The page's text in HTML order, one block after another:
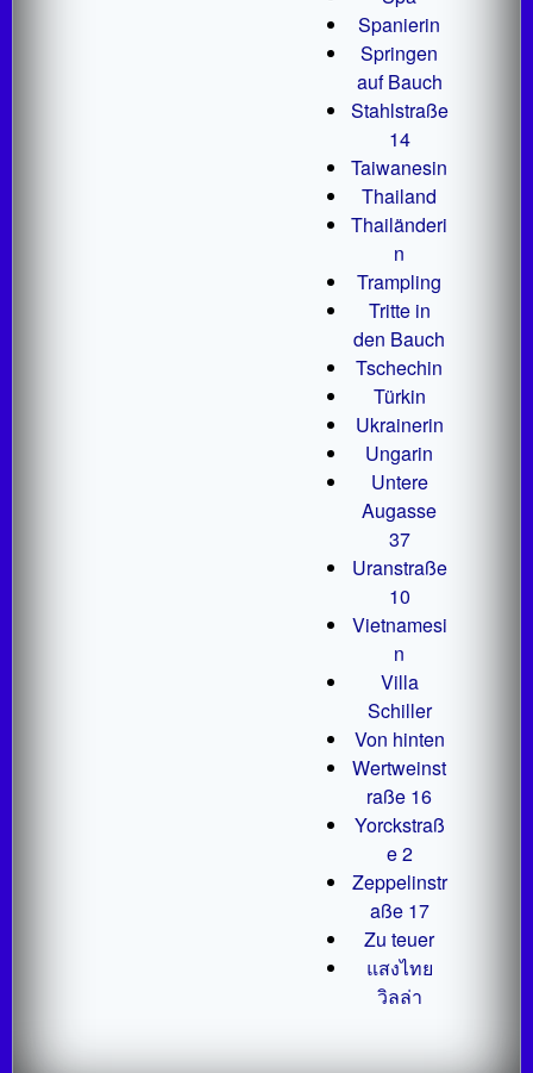
Spanierin
Springen
auf Bauch
Stahlstraße
14
Taiwanesin
Thailand
Thailänderi
n
Trampling
Tritte in
den Bauch
Tschechin
Türkin
Ukrainerin
Ungarin
Untere
Augasse
37
Uranstraße
10
Vietnamesi
n
Villa
Schiller
Von hinten
Wertweinst
raße 16
Yorckstraß
e 2
Zeppelinstr
aße 17
Zu teuer
แสงไทย
วิลล่า